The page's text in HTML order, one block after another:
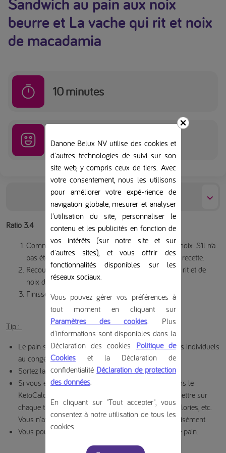
beurre et La vache qui rit et noix
de macadamia
10minutes
Facile
Préparation
Ratio 3.4
Commencez par prendre 2 tranches de pain aux noix. S’il n’a
pas été préparé en avance,cliquez ici pour voir la recette.
Recouvrez les 2 tranches de pain de La vache qui rit et de
noix de macadamia
Finissez avec un petit filet d’huile d’olive
Tip :
Le pain se conserve mieux en tranches et en paquets individuels
au congélateur. Ils y resteront pendant un mois.
Sortez la tranche ou le pain du congélateur la veille.
Si vous enregistrez le pain comme un ingrédient dans le
KetoCalculator, vous pouvez calculer la quantité à mettre sur
chaque tranche pour obtenir la bonne quantité de calories, etc.
Vous n'avez pas besoin de couper le pain aussi précisément.
Vous pouvez également faire des sandwichs avec ce pain.
Danone Belux NV utilise des cookies et
d'autres technologies de suivi sur son
site web, y compris ceux de tiers. Avec
votre consentement, nous les utilisons
pour améliorer votre expé-rience de
navigation globale, mesurer et analyser
l'utilisation du site, personnaliser le
contenu et les publicités en fonction de
vos intérêts (sur notre site et sur
d'autres sites), et vous offrir des
fonctionnalités disponibles sur les
réseaux sociaux
Vous pouvez gérer vos préférences à
tout moment en cliquant sur
Paramètres des cookies. Plus
d'informations sont disponibles dans la
Déclaration des cookies Politique de
Cookieset la Déclaration de
confidentialité Déclaration de protection
des données.
En cliquant sur "Tout accepter", vous
consentez à notre utilisation de tous les
cookies.